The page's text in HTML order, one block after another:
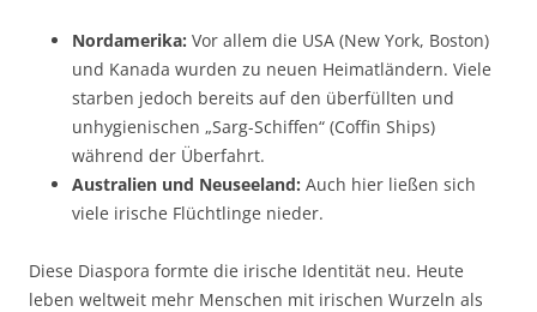
Nordamerika: Vor allem die USA (New York, Boston)
und Kanada wurden zu neuen Heimatländern. Viele
starben jedoch bereits auf den überfüllten und
unhygienischen „Sarg-Schiffen“ (Coffin Ships)
während der Überfahrt.
Australien und Neuseeland: Auch hier ließen sich
viele irische Flüchtlinge nieder.
Diese Diaspora formte die irische Identität neu. Heute
leben weltweit mehr Menschen mit irischen Wurzeln als